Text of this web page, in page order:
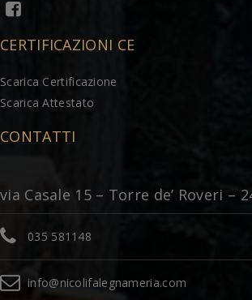
CERTIFICAZIONI CE
Scarica Certificazione
Scarica Attestato
CONTATTI
via Casale 15 – Torre de’ Roveri –
035 581148
info@nicolifalegnameria.com